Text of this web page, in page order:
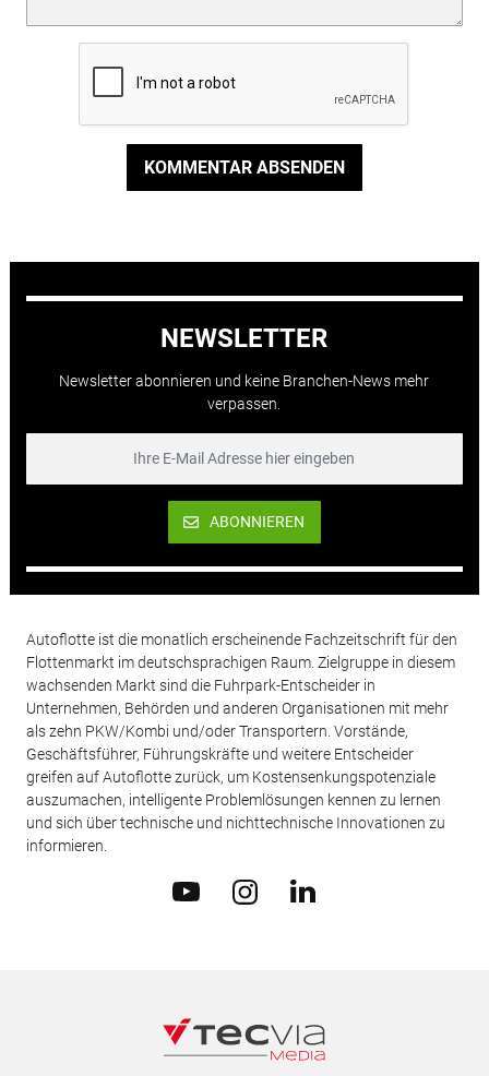
KOMMENTAR ABSENDEN
NEWSLETTER
Newsletter abonnieren und keine Branchen-News mehr
verpassen.
ABONNIEREN
Autoflotte ist die monatlich erscheinende Fachzeitschrift für den
Flottenmarkt im deutschsprachigen Raum. Zielgruppe in diesem
wachsenden Markt sind die Fuhrpark-Entscheider in
Unternehmen, Behörden und anderen Organisationen mit mehr
als zehn PKW/Kombi und/oder Transportern. Vorstände,
Geschäftsführer, Führungskräfte und weitere Entscheider
greifen auf Autoflotte zurück, um Kostensenkungspotenziale
auszumachen, intelligente Problemlösungen kennen zu lernen
und sich über technische und nichttechnische Innovationen zu
informieren.